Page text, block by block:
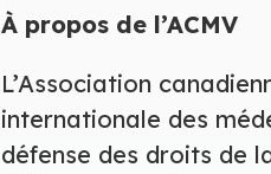
À propos de l’ACMV
L’Association
internationale des
défense des droits de